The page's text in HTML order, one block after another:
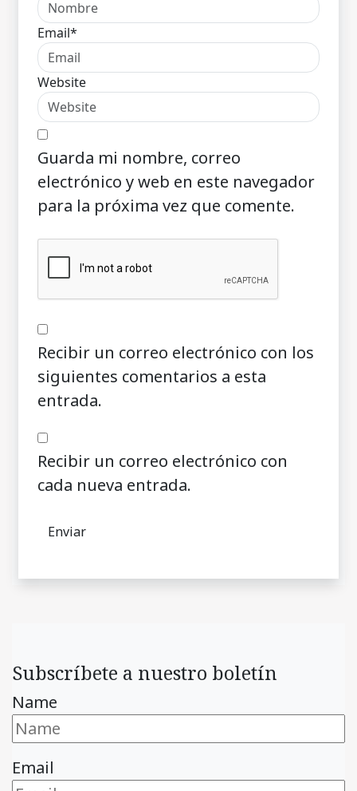
Email*
Website
Guarda mi nombre, correo
electrónico y web en este navegador
para la próxima vez que comente.
Recibir un correo electrónico con los
siguientes comentarios a esta
entrada.
Recibir un correo electrónico con
cada nueva entrada.
Subscríbete a nuestro boletín
Name
Email